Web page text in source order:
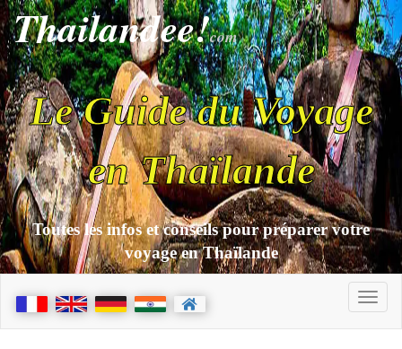
Thailandee!com
Le Guide du Voyage
en Thaïlande
Toutes les infos et conseils pour préparer votre
voyage en Thaïlande